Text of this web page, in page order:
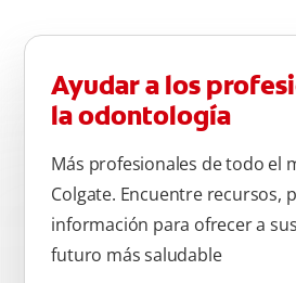
Ayudar a los
la odontología
Más profesionales de todo el
Colgate. Encuentre recursos,
información para ofrecer a
futuro más saludable